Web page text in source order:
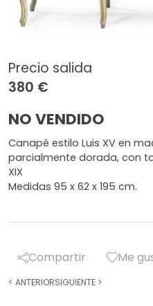
Precio salida
380 €
NO VENDIDO
Canapé estilo Luis XV en
parcialmente dorada, con
XIX
Medidas 95 x 62 x 195 cm.
Compartir Me
< ANTERIORSIGUIENTE >